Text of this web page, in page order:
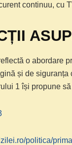
continuu, cu
o abordare
și de siguranța
1 își propune
politica/